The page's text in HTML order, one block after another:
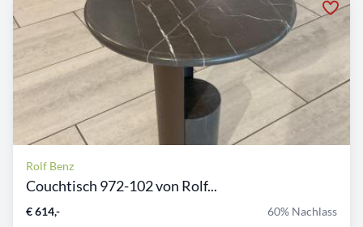
Rolf Benz
Couchtisch 972-102 von Rolf...
€ 614,- 60% Nachlass